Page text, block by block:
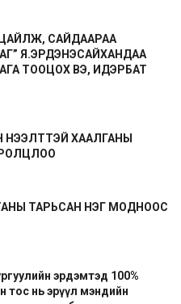
САЙДААРАА
Я.ЭРДЭНЭСАЙХАНДАА
ТООЦОХ ВЭ, ИДЭРБАТ
ХААЛГАНЫ
ТАРЬСАН НЭГ МОДНООС
эрдэмтэд 100%
тос нь эрүүл мэндийн